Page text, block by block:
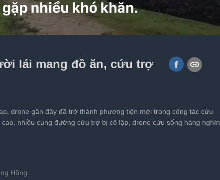
lái mang đồ ăn, cứu trợ
drone gần đây đã trở thành phương tiện mới trong công tác cứu
nhiều cung đường cứu trợ bị cô lập, drone cứu sống hàng nghìn
Hồng